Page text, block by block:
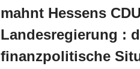
mahnt Hessens
Landesregierung :
finanzpolitische